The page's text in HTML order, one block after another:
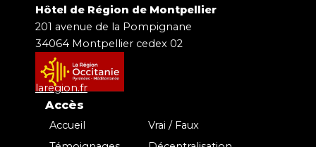
Hôtel de Région de Montpellier
201 avenue de la Pompignane
34064 Montpellier cedex 02
laregion.fr
Accès
Accueil
Vrai / Faux